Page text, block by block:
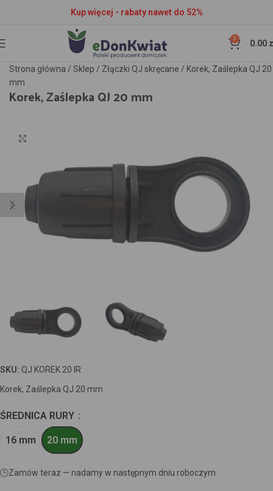
Kup więcej - rabaty nawet do 52%
0 0.00
Strona główna / Sklep / Złączki QJ skręcane / Korek, Zaślepka QJ 20
mm
Korek, Zaślepka QJ 20 mm
SKU: QJ KOREK 20 IR
Korek, Zaślepka QJ 20 mm
ŚREDNICA RURY
16 mm 20 mm
🕒Zamów teraz — nadamy w następnym dniu roboczym